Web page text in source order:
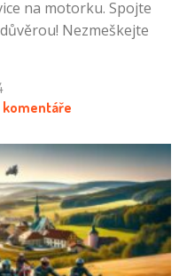
na motorku. Spojte
Nezmeškejte
komentáře